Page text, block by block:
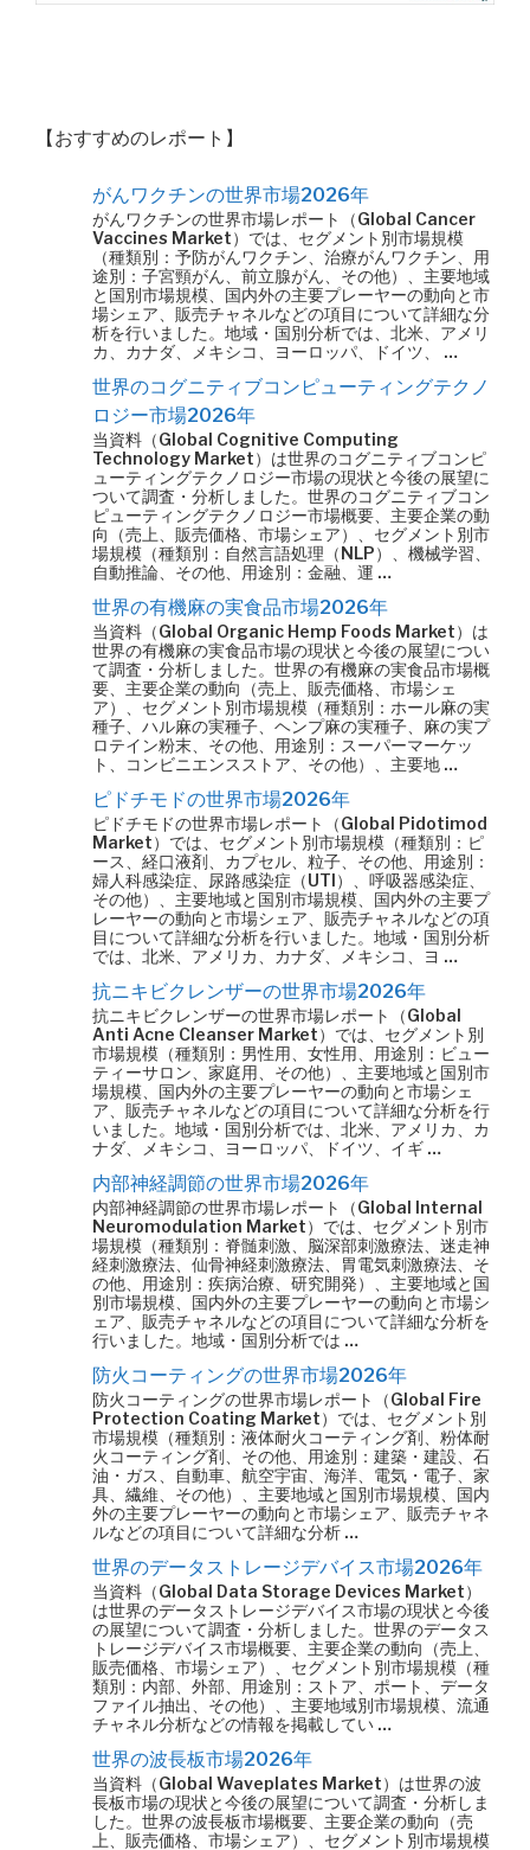
【おすすめのレポート】
がんワクチンの世界市場2026年
がんワクチンの世界市場レポート（Global Cancer
Vaccines Market）では、セグメント別市場規模
（種類別：予防がんワクチン、治療がんワクチン、用
途別：子宮頸がん、前立腺がん、その他）、主要地域
と国別市場規模、国内外の主要プレーヤーの動向と市
場シェア、販売チャネルなどの項目について詳細な分
析を行いました。地域・国別分析では、北米、アメリ
カ、カナダ、メキシコ、ヨーロッパ、ドイツ、 …
世界のコグニティブコンピューティングテクノ
ロジー市場2026年
当資料（Global Cognitive Computing
Technology Market）は世界のコグニティブコンピ
ューティングテクノロジー市場の現状と今後の展望に
ついて調査・分析しました。世界のコグニティブコン
ピューティングテクノロジー市場概要、主要企業の動
向（売上、販売価格、市場シェア）、セグメント別市
場規模（種類別：自然言語処理（NLP）、機械学習、
自動推論、その他、用途別：金融、運 …
世界の有機麻の実食品市場2026年
当資料（Global Organic Hemp Foods Market）は
世界の有機麻の実食品市場の現状と今後の展望につい
て調査・分析しました。世界の有機麻の実食品市場概
要、主要企業の動向（売上、販売価格、市場シェ
ア）、セグメント別市場規模（種類別：ホール麻の実
種子、ハル麻の実種子、ヘンプ麻の実種子、麻の実プ
ロテイン粉末、その他、用途別：スーパーマーケッ
ト、コンビニエンスストア、その他）、主要地 …
ピドチモドの世界市場2026年
ピドチモドの世界市場レポート（Global Pidotimod
Market）では、セグメント別市場規模（種類別：ピ
ース、経口液剤、カプセル、粒子、その他、用途別：
婦人科感染症、尿路感染症（UTI）、呼吸器感染症、
その他）、主要地域と国別市場規模、国内外の主要プ
レーヤーの動向と市場シェア、販売チャネルなどの項
目について詳細な分析を行いました。地域・国別分析
では、北米、アメリカ、カナダ、メキシコ、ヨ …
抗ニキビクレンザーの世界市場2026年
抗ニキビクレンザーの世界市場レポート（Global
Anti Acne Cleanser Market）では、セグメント別
市場規模（種類別：男性用、女性用、用途別：ビュー
ティーサロン、家庭用、その他）、主要地域と国別市
場規模、国内外の主要プレーヤーの動向と市場シェ
ア、販売チャネルなどの項目について詳細な分析を行
いました。地域・国別分析では、北米、アメリカ、カ
ナダ、メキシコ、ヨーロッパ、ドイツ、イギ …
内部神経調節の世界市場2026年
内部神経調節の世界市場レポート（Global Internal
Neuromodulation Market）では、セグメント別市
場規模（種類別：脊髄刺激、脳深部刺激療法、迷走神
経刺激療法、仙骨神経刺激療法、胃電気刺激療法、そ
の他、用途別：疾病治療、研究開発）、主要地域と国
別市場規模、国内外の主要プレーヤーの動向と市場シ
ェア、販売チャネルなどの項目について詳細な分析を
行いました。地域・国別分析では …
防火コーティングの世界市場2026年
防火コーティングの世界市場レポート（Global Fire
Protection Coating Market）では、セグメント別
市場規模（種類別：液体耐火コーティング剤、粉体耐
火コーティング剤、その他、用途別：建築・建設、石
油・ガス、自動車、航空宇宙、海洋、電気・電子、家
具、繊維、その他）、主要地域と国別市場規模、国内
外の主要プレーヤーの動向と市場シェア、販売チャネ
ルなどの項目について詳細な分析 …
世界のデータストレージデバイス市場2026年
当資料（Global Data Storage Devices Market）
は世界のデータストレージデバイス市場の現状と今後
の展望について調査・分析しました。世界のデータス
トレージデバイス市場概要、主要企業の動向（売上、
販売価格、市場シェア）、セグメント別市場規模（種
類別：内部、外部、用途別：ストア、ポート、データ
ファイル抽出、その他）、主要地域別市場規模、流通
チャネル分析などの情報を掲載してい …
世界の波長板市場2026年
当資料（Global Waveplates Market）は世界の波
長板市場の現状と今後の展望について調査・分析しま
した。世界の波長板市場概要、主要企業の動向（売
上、販売価格、市場シェア）、セグメント別市場規模